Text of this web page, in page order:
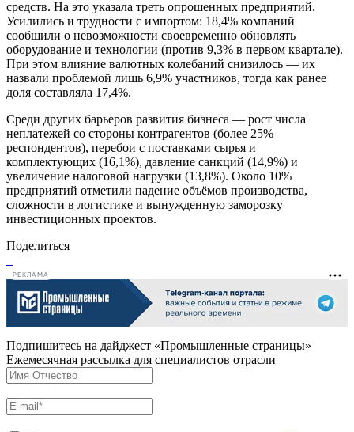
средств. На это указала треть опрошенных предприятий.
Усилились и трудности с импортом: 18,4% компаний
сообщили о невозможности своевременно обновлять
оборудование и технологии (против 9,3% в первом квартале).
При этом влияние валютных колебаний снизилось — их
назвали проблемой лишь 6,9% участников, тогда как ранее
доля составляла 17,4%.
Среди других барьеров развития бизнеса — рост числа
неплатежей со стороны контрагентов (более 25%
респондентов), перебои с поставками сырья и
комплектующих (16,1%), давление санкций (14,9%) и
увеличение налоговой нагрузки (13,8%). Около 10%
предприятий отметили падение объёмов производства,
сложности в логистике и вынужденную заморозку
инвестиционных проектов.
Поделиться
РЕКЛАМА
Подпишитесь на дайджест «Промышленные страницы»
Ежемесячная рассылка для специалистов отрасли